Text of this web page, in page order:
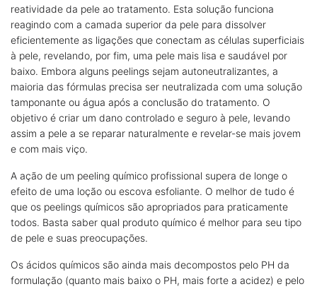
reatividade da pele ao tratamento. Esta solução funciona
reagindo com a camada superior da pele para dissolver
eficientemente as ligações que conectam as células superficiais
à pele, revelando, por fim, uma pele mais lisa e saudável por
baixo. Embora alguns peelings sejam autoneutralizantes, a
maioria das fórmulas precisa ser neutralizada com uma solução
tamponante ou água após a conclusão do tratamento. O
objetivo é criar um dano controlado e seguro à pele, levando
assim a pele a se reparar naturalmente e revelar-se mais jovem
e com mais viço.
A ação de um peeling químico profissional supera de longe o
efeito de uma loção ou escova esfoliante. O melhor de tudo é
que os peelings químicos são apropriados para praticamente
todos. Basta saber qual produto químico é melhor para seu tipo
de pele e suas preocupações.
Os ácidos químicos são ainda mais decompostos pelo PH da
formulação (quanto mais baixo o PH, mais forte a acidez) e pelo